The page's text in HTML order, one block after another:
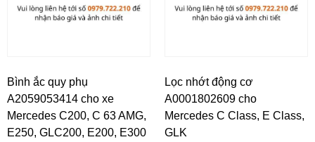
Bình ắc quy phụ
A2059053414 cho xe
Mercedes C200, C 63 AMG,
E250, GLC200, E200, E300
Lọc nhớt động cơ
A0001802609 cho
Mercedes C Class, E Class,
GLK